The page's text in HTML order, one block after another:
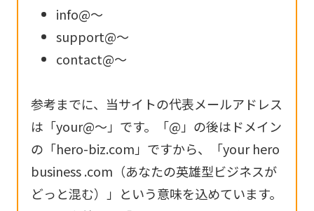
info@～
support@～
contact@～
参考までに、当サイトの代表メールアドレス
は「your@～」です。「@」の後はドメイン
の「hero-biz.com」ですから、「your hero
business .com（あなたの英雄型ビジネスが
どっと混む）」という意味を込めています。